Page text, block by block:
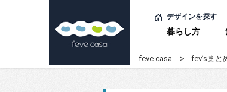
デザインを探す
暮らし方
feve casa fev’sまと